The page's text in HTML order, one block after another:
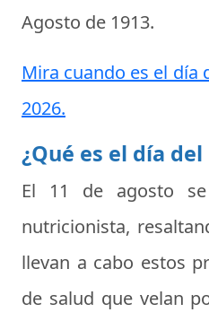
Agosto de 1913.
Mira cuando es el día
2026.
¿Qué es el día
El 11 de agosto
nutricionista,
llevan a cabo estos
de salud que velan